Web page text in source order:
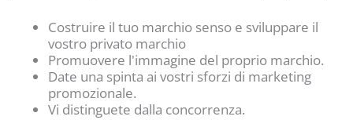
Costruire il tuo marchio senso e sviluppare il
vostro privato marchio
Promuovere l'immagine del proprio marchio.
Date una spinta ai vostri sforzi di marketing
promozionale.
Vi distinguete dalla concorrenza.